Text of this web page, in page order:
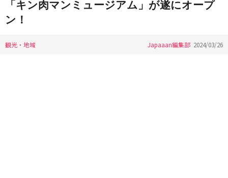
「キン肉マンミュージアム」が遂にオープ
ン！
観光・地域 Japaaan編集部 2024/03/26